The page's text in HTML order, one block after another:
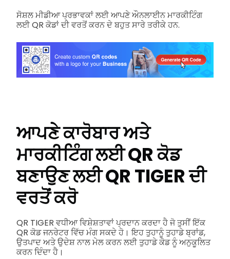
ਸੋਸ਼ਲ ਮੀਡੀਆ ਪ੍ਰਭਾਵਕਾਂ ਲਈ ਆਪਣੇ ਔਨਲਾਈਨ ਮਾਰਕੀਟਿੰਗ
ਲਈ QR ਕੋਡਾਂ ਦੀ ਵਰਤੋਂ ਕਰਨ ਦੇ ਬਹੁਤ ਸਾਰੇ ਤਰੀਕੇ ਹਨ.
ਆਪਣੇ ਕਾਰੋਬਾਰ ਅਤੇ
ਮਾਰਕੀਟਿੰਗ ਲਈ QR ਕੋਡ
ਬਣਾਉਣ ਲਈ QR TIGER ਦੀ
ਵਰਤੋਂ ਕਰੋ
QR TIGER ਵਧੀਆ ਵਿਸ਼ੇਸ਼ਤਾਵਾਂ ਪ੍ਰਦਾਨ ਕਰਦਾ ਹੈ ਜੋ ਤੁਸੀਂ ਇੱਕ
QR ਕੋਡ ਜਨਰੇਟਰ ਵਿੱਚ ਮੰਗ ਸਕਦੇ ਹੋ। ਇਹ ਤੁਹਾਨੂੰ ਤੁਹਾਡੇ ਬ੍ਰਾਂਡ,
ਉਤਪਾਦ ਅਤੇ ਉਦੇਸ਼ ਨਾਲ ਮੇਲ ਕਰਨ ਲਈ ਤੁਹਾਡੇ ਕੋਡ ਨੂੰ ਅਨੁਕੂਲਿਤ
ਕਰਨ ਦਿੰਦਾ ਹੈ।